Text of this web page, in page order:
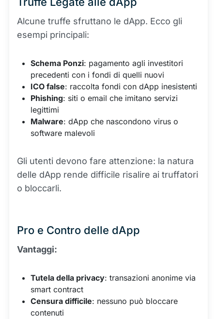
Alcune truffe sfruttano le dApp. Ecco gli
esempi principali:
Schema Ponzi: pagamento agli investitori
precedenti con i fondi di quelli nuovi
ICO false: raccolta fondi con dApp inesistenti
Phishing: siti o email che imitano servizi
legittimi
Malware: dApp che nascondono virus o
software malevoli
Gli utenti devono fare attenzione: la natura
delle dApp rende difficile risalire ai truffatori
o bloccarli.
Pro e Contro delle dApp
Vantaggi:
Tutela della privacy: transazioni anonime via
smart contract
Censura difficile: nessuno può bloccare
contenuti